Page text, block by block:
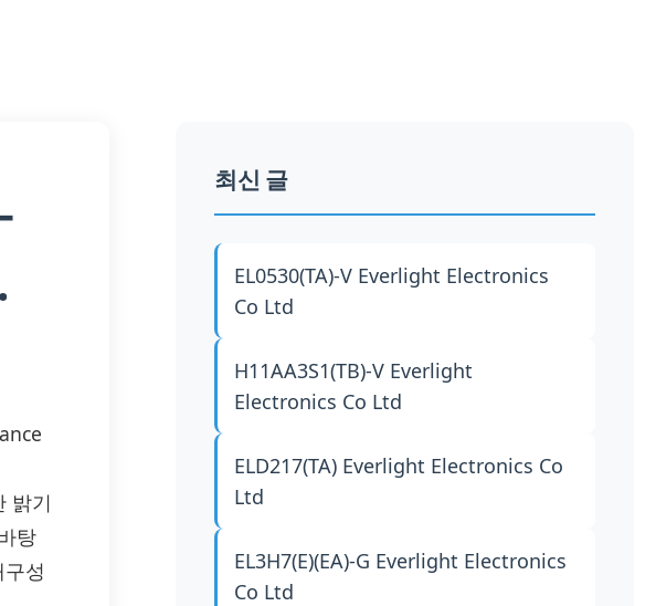
밝기
탕
성
최신 글
EL0530(TA)-V Everlight Electronics
Co Ltd
H11AA3S1(TB)-V Everlight
Electronics Co Ltd
ELD217(TA) Everlight Electronics Co
Ltd
EL3H7(E)(EA)-G Everlight Electronics
Co Ltd